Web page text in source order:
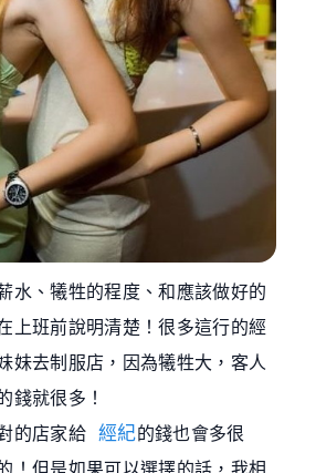
水、犧牲的程度、和應該做好的
上班前說明清楚！很多這行的經
妹去制服店，因為犧牲大，客人
錢就很多！
的店家給
經紀的錢也會多很